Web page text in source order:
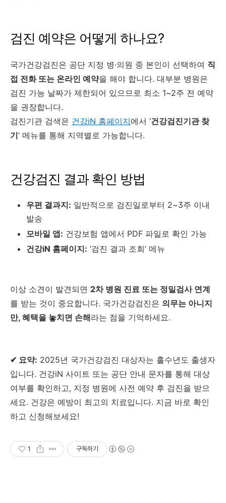
검진 예약은 어떻게 하나요?
국가건강검진은 공단 지정 병·의원 중 본인이 선택하여 직
접 전화 또는 온라인 예약을 해야 합니다. 대부분 병원은
검진 가능 날짜가 제한되어 있으므로 최소 1~2주 전 예약
을 권장합니다.
검진기관 검색은 건강iN 홈페이지에서 ‘건강검진기관 찾
기’ 메뉴를 통해 지역별로 가능합니다.
건강검진 결과 확인 방법
우편 결과지: 일반적으로 검진일로부터 2~3주 이내
발송
모바일 앱: 건강보험 앱에서 PDF 파일로 확인 가능
건강iN 홈페이지: ‘검진 결과 조회’ 메뉴
이상 소견이 발견되면 2차 병원 진료 또는 정밀검사 연계
를 받는 것이 중요합니다. 국가건강검진은 의무는 아니지
만, 혜택을 놓치면 손해라는 점을 기억하세요.
✔ 요약: 2025년 국가건강검진 대상자는 홀수년도 출생자
입니다. 건강iN 사이트 또는 공단 안내 문자를 통해 대상
여부를 확인하고, 지정 병원에 사전 예약 후 검진을 받으
세요. 건강은 예방이 최고의 치료입니다. 지금 바로 확인
하고 신청해보세요!
1 구독하기